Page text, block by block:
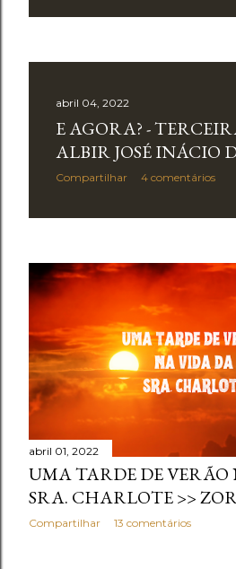
abril 04, 2022
E AGORA? -
ALBIR JOSÉ INÁCIO
Compartilhar 4 comentários
abril 01, 2022
UMA TARDE DE
SRA. CHARLOTE >>
Compartilhar 13 comentários